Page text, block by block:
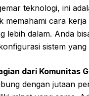
teknologi, ini
memahami cara kerja
lebih dalam. Anda
sistem yang
dari Komunitas
dengan jutaan